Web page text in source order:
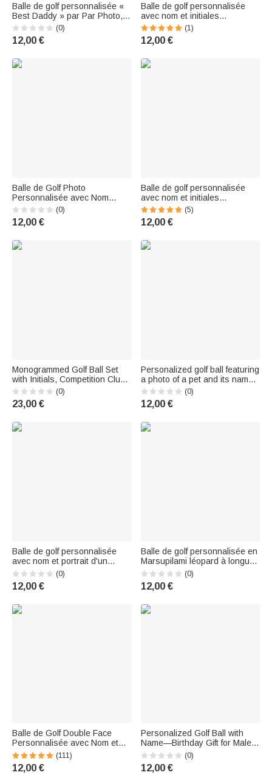
Balle de golf personnalisée «
Best Daddy » par Par Photo,
avec inscription « Father's Day
Golf Weekend » : cadeau
d'anniversaire idéal pour un
(0)
12,00 €
Balle de golf personnalisée
avec nom et initiales
Accessoires pour golfeurs
Entraînement Compétition
Cadeau d'anniversaire pour
(1)
12,00 €
Balle de Golf Photo
Personnalisée avec Nom
Accessoires Golfeur
Entraînement Compétition
Cadeau d'Anniversaire pour
(0)
12,00 €
Balle de golf personnalisée
avec nom et initiales
Anniversaire Sports Game
Day Cadeau pour les golfeurs
Joueurs de golf
(5)
12,00 €
Monogrammed Golf Ball Set
with Initials, Competition Club
Souvenir, Birthday Gift for Golf
Enthusiasts and Golfers
(0)
23,00 €
Personalized golf ball featuring
a photo of a pet and its name
—a birthday gift for golf
enthusiasts
(0)
12,00 €
Balle de golf personnalisée
avec nom et portrait d'un
animal de compagnie Cadeau
d'anniversaire pour les
golfeurs, les amateurs de golf
de compagnie
(0)
12,00 €
Balle de golf personnalisée en
Marsupilami léopard à longue
queue avec initiale et nom
Cadeau d'anniversaire pour
les amateurs de golf Joueurs |
(0)
12,00 €
Balle de Golf Double Face
Personnalisée avec Nom et
Personnage de Desin Animé
Cadeau Noël Anniversaire
pour Amateur de Golf
(111)
12,00 €
Personalized Golf Ball with
Name—Birthday Gift for Male
and Female Golfers
(0)
12,00 €